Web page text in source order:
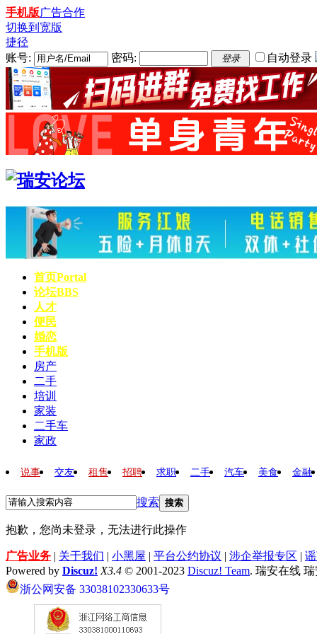
手机版广告合作
切换到宽版
捷径
账号:
密码: 登录 自动登录
首页Portal
论坛BBS
人才
便民
婚恋
手机版
房产
二手
培训
家装
二手车
家政
说事 交友 租售 招聘 求职 二手 汽车 美食 金融
搜索 搜索
抱歉，您尚未登录，无法进行此操作
广告业务 | 关于我们 | 小黑屋 | 平台公约协议 | 涉企举报专区 |
Powered by Discuz! X3.4 © 2001-2023 Discuz! Team. 瑞安在线
浙公网安备 33038102330633号